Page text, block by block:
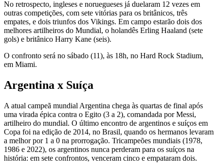
No retrospecto, ingleses e noruegueses já duelaram 12 vezes em
outras competições, com sete vitórias para os britânicos, três
empates, e dois triunfos dos Vikings. Em campo estarão dois dos
melhores artilheiros do Mundial, o holandês Erling Haaland (sete
gols) e britânico Harry Kane (seis).
O confronto será no sábado (11), às 18h, no Hard Rock Stadium,
em Miami.
Argentina x Suíça
A atual campeã mundial Argentina chega às quartas de final após
uma virada épica contra o Egito (3 a 2), comandada por Messi,
artilheiro do mundial. O último encontro de argentinos e suíços em
Copa foi na edição de 2014, no Brasil, quando os hermanos levaram
a melhor por 1 a 0 na prorrogação. Tricampeões mundiais (1978,
1986 e 2022), os argentinos nunca perderam para os suíços na
história: em sete confrontos, venceram cinco e empataram dois.